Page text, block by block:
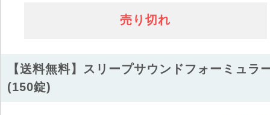
売り切れ
【送料無料】スリープサウンドフォーミュラ
(150錠)